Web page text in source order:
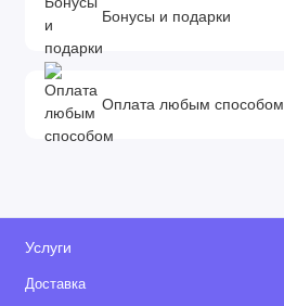
Бонусы и подарки
Оплата любым способом
Услуги
Доставка